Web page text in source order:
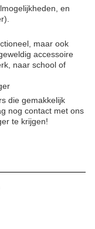
en
maar ook
accessoire
naar school of
die gemakkelijk
nog contact met ons
te krijgen!